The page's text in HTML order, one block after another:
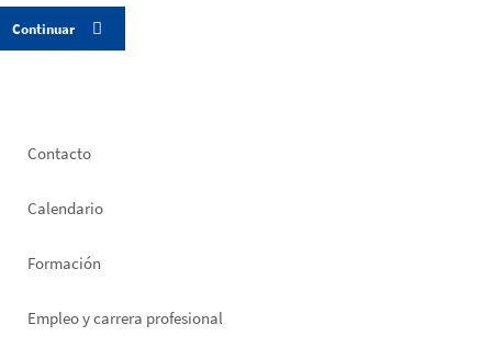
Footer
Contacto
Calendario
Formación
Empleo y carrera profesional